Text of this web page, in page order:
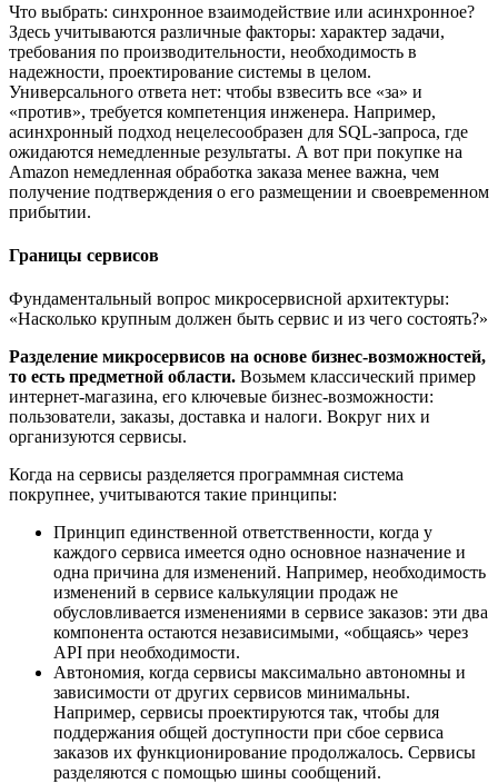
Что выбрать: синхронное взаимодействие или асинхронное?
Здесь учитываются различные факторы: характер задачи,
требования по производительности, необходимость в
надежности, проектирование системы в целом.
Универсального ответа нет: чтобы взвесить все «за» и
«против», требуется компетенция инженера. Например,
асинхронный подход нецелесообразен для SQL-запроса, где
ожидаются немедленные результаты. А вот при покупке на
Amazon немедленная обработка заказа менее важна, чем
получение подтверждения о его размещении и своевременном
прибытии.
Границы сервисов
Фундаментальный вопрос микросервисной архитектуры:
«Насколько крупным должен быть сервис и из чего состоять?»
Разделение микросервисов на основе бизнес-возможностей,
то есть предметной области. Возьмем классический пример
интернет-магазина, его ключевые бизнес-возможности:
пользователи, заказы, доставка и налоги. Вокруг них и
организуются сервисы.
Когда на сервисы разделяется программная система
покрупнее, учитываются такие принципы:
Принцип единственной ответственности, когда у
каждого сервиса имеется одно основное назначение и
одна причина для изменений. Например, необходимость
изменений в сервисе калькуляции продаж не
обусловливается изменениями в сервисе заказов: эти два
компонента остаются независимыми, «общаясь» через
API при необходимости.
Автономия, когда сервисы максимально автономны и
зависимости от других сервисов минимальны.
Например, сервисы проектируются так, чтобы для
поддержания общей доступности при сбое сервиса
заказов их функционирование продолжалось. Сервисы
разделяются с помощью шины сообщений.